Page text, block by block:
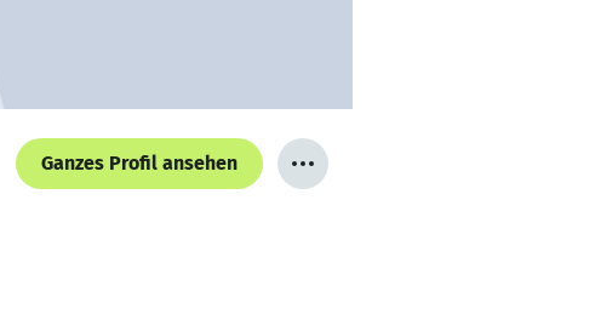
Ganzes Profil ansehen